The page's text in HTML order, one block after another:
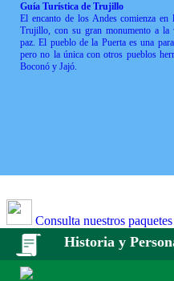
Guía Turística de Trujillo
El encanto de los Andes comienza en
Trujillo, con su gran monumento a la
paz. El pueblo de la Puerta es una
pero no la única con otros pueblos
Boconó y Jajó.
Consulta nuestros
Historia y